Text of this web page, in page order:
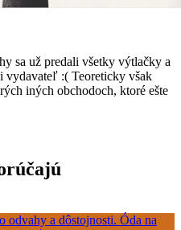
sa už predali všetky výtlačky a
vydavateľ :( Teoreticky však
iných obchodoch, ktoré ešte